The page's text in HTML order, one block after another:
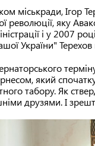
міськради, Ігор
революції, яку
і у 2007
України" Терехов
який
табору. Як
друзями. І